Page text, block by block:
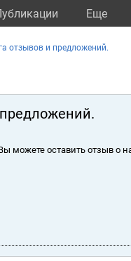
Eще
отзывов и предложений.
можете оставить отзыв